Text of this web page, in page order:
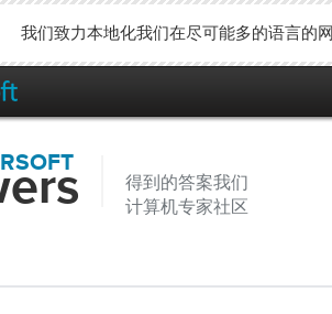
我们致力本地化我们在尽可能多的语言的
得到的答案我们
计算机专家社区